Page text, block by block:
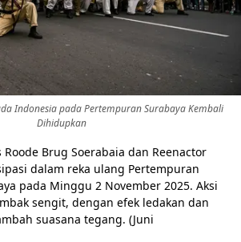
Indonesia pada Pertempuran Surabaya Kembali
Dihidupkan
Brug Soerabaia dan Reenactor
dalam reka ulang Pertempuran
pada Minggu 2 November 2025. Aksi
sengit, dengan efek ledakan dan
suasana tegang. (Juni